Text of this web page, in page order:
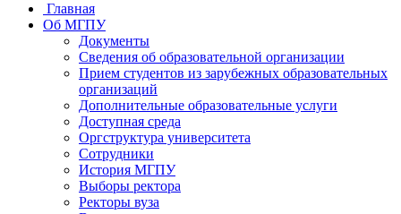
Главная
Об МГПУ
Документы
Сведения об образовательной организации
Прием студентов из зарубежных образовательных
организаций
Дополнительные образовательные услуги
Доступная среда
Оргструктура университета
Сотрудники
История МГПУ
Выборы ректора
Ректоры вуза